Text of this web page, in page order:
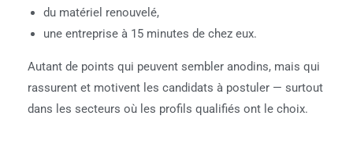
du matériel renouvelé,
une entreprise à 15 minutes de chez eux.
Autant de points qui peuvent sembler anodins, mais qui
rassurent et motivent les candidats à postuler — surtout
dans les secteurs où les profils qualifiés ont le choix.